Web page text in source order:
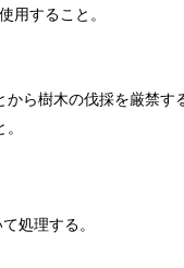
用すること。
ら樹木の伐採を厳禁する
処理する。